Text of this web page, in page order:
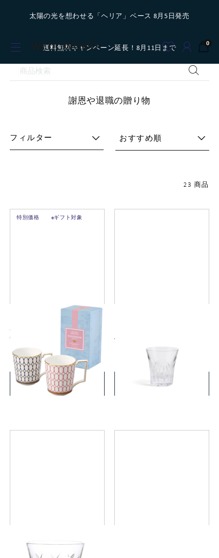
太陽の光を想わせる「ヘリア」ベース 8月5日発売
送料無料キャンペーン延長！8月11日まで 0
謝恩や退職の贈り物
フィルター おすすめ順
23 商品
特別価格 eギフト対象
ルネッサンス ゴールド マグ
(ピンク・ブルー) ペア 紅茶付
￥11,000 (税込)
詳細を見る
ハーモニー
(税込)
詳細を見る
スターリット タンブラー